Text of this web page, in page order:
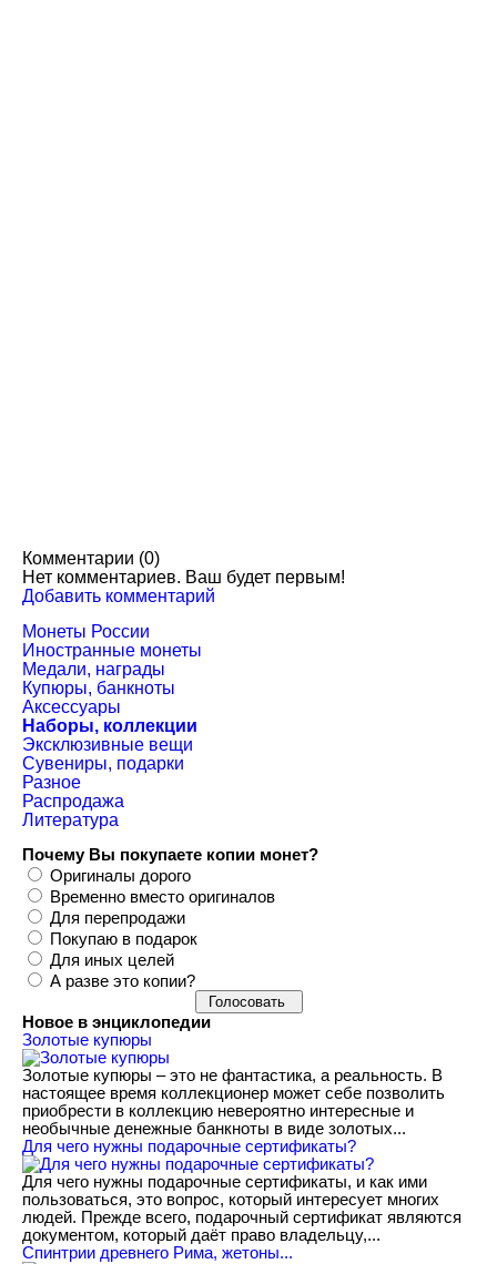
Комментарии (0)
Нет комментариев. Ваш будет первым!
Добавить комментарий
Монеты России
Иностранные монеты
Медали, награды
Купюры, банкноты
Аксессуары
Наборы, коллекции
Эксклюзивные вещи
Сувениры, подарки
Разное
Распродажа
Литература
Почему Вы покупаете копии монет?
Оригиналы дорого
Временно вместо оригиналов
Для перепродажи
Покупаю в подарок
Для иных целей
А разве это копии?
Новое в энциклопедии
Золотые купюры
Золотые купюры – это не фантастика, а реальность. В
настоящее время коллекционер может себе позволить
приобрести в коллекцию невероятно интересные и
необычные денежные банкноты в виде золотых...
​Для чего нужны подарочные сертификаты?
Для чего нужны подарочные сертификаты, и как ими
пользоваться, это вопрос, который интересует многих
людей. Прежде всего, подарочный сертификат являются
документом, который даёт право владельцу,...
Спинтрии древнего Рима, жетоны...